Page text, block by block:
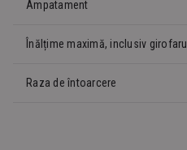
Ampatament
Înălțime maximă, inclusiv girofarul
Raza de întoarcere